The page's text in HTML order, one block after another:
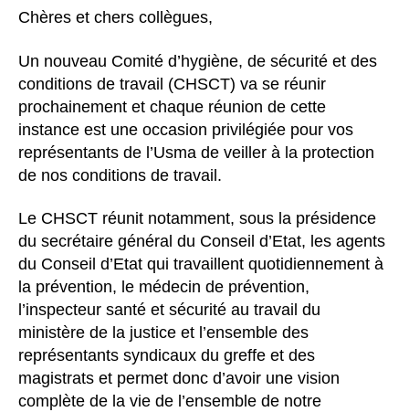
Chères et chers collègues,
Un nouveau Comité d’hygiène, de sécurité et des
conditions de travail (CHSCT) va se réunir
prochainement et chaque réunion de cette
instance est une occasion privilégiée pour vos
représentants de l’Usma de veiller à la protection
de nos conditions de travail.
Le CHSCT réunit notamment, sous la présidence
du secrétaire général du Conseil d’Etat, les agents
du Conseil d’Etat qui travaillent quotidiennement à
la prévention, le médecin de prévention,
l’inspecteur santé et sécurité au travail du
ministère de la justice et l’ensemble des
représentants syndicaux du greffe et des
magistrats et permet donc d’avoir une vision
complète de la vie de l’ensemble de notre